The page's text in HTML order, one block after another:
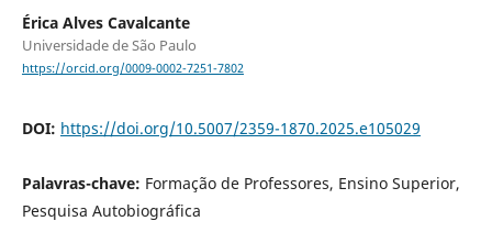
Érica Alves Cavalcante
Universidade de São Paulo
https://orcid.org/0009-0002-7251-7802
DOI: https://doi.org/10.5007/2359-1870.2025.e105029
Palavras-chave: Formação de Professores, Ensino Superior,
Pesquisa Autobiográfica